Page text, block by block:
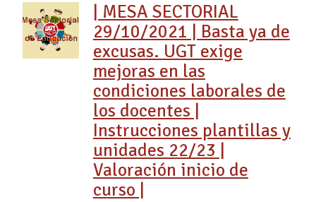
| MESA SECTORIAL
29/10/2021 | Basta ya de
excusas. UGT exige
mejoras en las
condiciones laborales de
los docentes |
Instrucciones plantillas y
unidades 22/23 |
Valoración inicio de
curso |